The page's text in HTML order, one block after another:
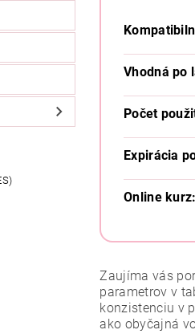
Vhodná po
Počet
Expirácia
Online kurz:
Zaujíma vás
parametrov v
konzistenciu v
ako obyčajná